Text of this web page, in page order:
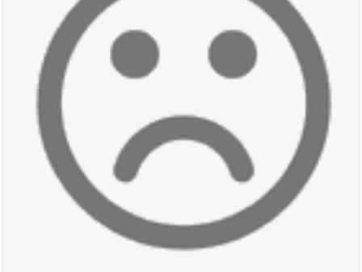
التشاوري الأول للمرصد الحضري
استعراض شامل لمشاريع وتأكيدٌ على حماية القيمة التراثية للمدينة
القديمة
أخبار صيدا عمر مرجان يطلق أكاديمية نادي الحرية لكرة القدم